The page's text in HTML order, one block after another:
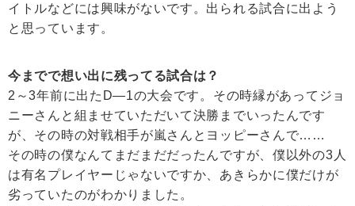
イトルなどには興味がないです。出られる試合に出よう
と思っています。
今までで想い出に残ってる試合は？
2～3年前に出たD—1の大会です。その時縁があってジョ
ニーさんと組ませていただいて決勝までいったんです
が、その時の対戦相手が嵐さんとヨッピーさんで……
その時の僕なんてまだまだだったんですが、僕以外の3人
は有名プレイヤーじゃないですか、あきらかに僕だけが
劣っていたのがわかりました。